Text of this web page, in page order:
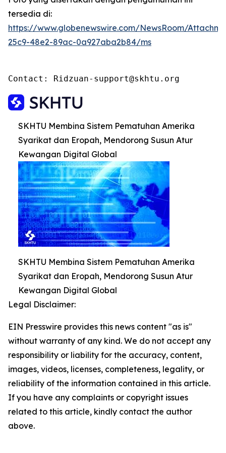
tersedia di:
https://www.globenewswire.com/NewsRoom/
25c9-48e2-89ac-0a927aba2b84/ms
Contact: Ridzuan-support@skhtu.org
SKHTU Membina Sistem Pematuhan Amerika
Syarikat dan Eropah, Mendorong Susun Atur
Kewangan Digital Global
SKHTU Membina Sistem Pematuhan Amerika
Syarikat dan Eropah, Mendorong Susun Atur
Kewangan Digital Global
Legal Disclaimer:
EIN Presswire provides this news content "as is"
without warranty of any kind. We do not accept any
responsibility or liability for the accuracy, content,
images, videos, licenses, completeness, legality, or
reliability of the information contained in this article.
If you have any complaints or copyright issues
related to this article, kindly contact the author
above.